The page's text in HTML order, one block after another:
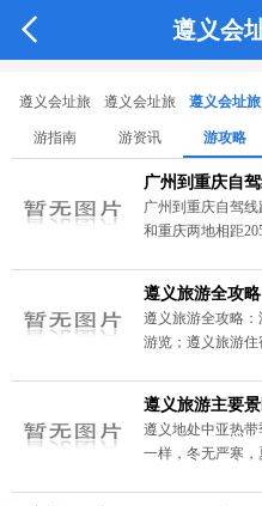
 遵义会
遵义会址旅
游指南
遵义会址旅
游资讯
遵义会址旅
游攻略
广州到重庆自
广州到重庆自驾
和重庆两地相距
遵义旅游全攻略
遵义旅游全攻略
游览；遵义旅游
遵义旅游主要景
遵义地处中亚热
一样，冬无严寒